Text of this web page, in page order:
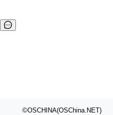
©OSCHINA(OSChina.NET)